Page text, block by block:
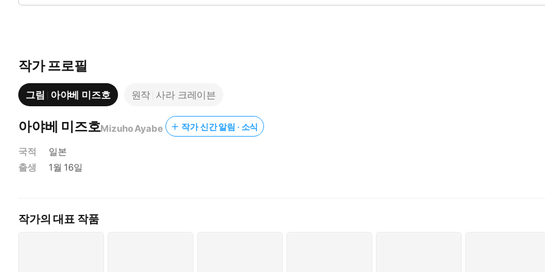
작가 프로필
그림 아야베 미즈호 원작 사라 크레이븐
아야베 미즈호Mizuho Ayabe 작가 신간 알림 · 소식
국적
일본
출생
1월 16일
작가의 대표 작품